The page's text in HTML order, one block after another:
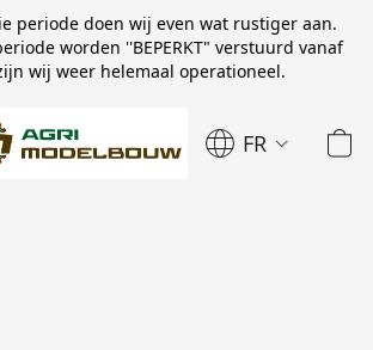
periode doen wij even wat rustiger aan.
worden ''BEPERKT" verstuurd vanaf
wij weer helemaal operationeel.
FR